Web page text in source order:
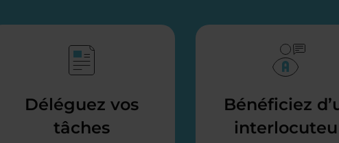
Déléguez vos
tâches
Bénéficiez